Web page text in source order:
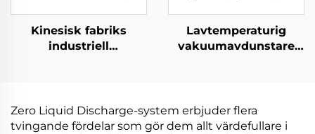
Kinesisk fabriks
industriell
vakuumkristallizerare
Lavtemperaturig
vakuumavdunstare
Zero Liquid Discharge-system erbjuder flera
tvingande fördelar som gör dem allt värdefullare i